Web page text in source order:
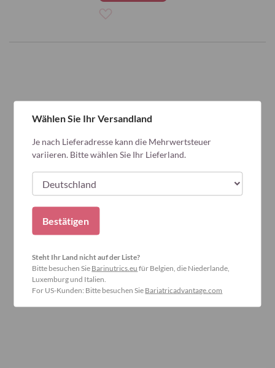
Wählen Sie Ihr Versandland
Je nach Lieferadresse kann die Mehrwertsteuer
variieren. Bitte wählen Sie Ihr Lieferland.
Bestätigen
Steht Ihr Land nicht auf der Liste?
Bitte besuchen Sie Barinutrics.eu für Belgien, die Niederlande,
Luxemburg und Italien.
For US-Kunden: Bitte besuchen Sie Bariatricadvantage.com